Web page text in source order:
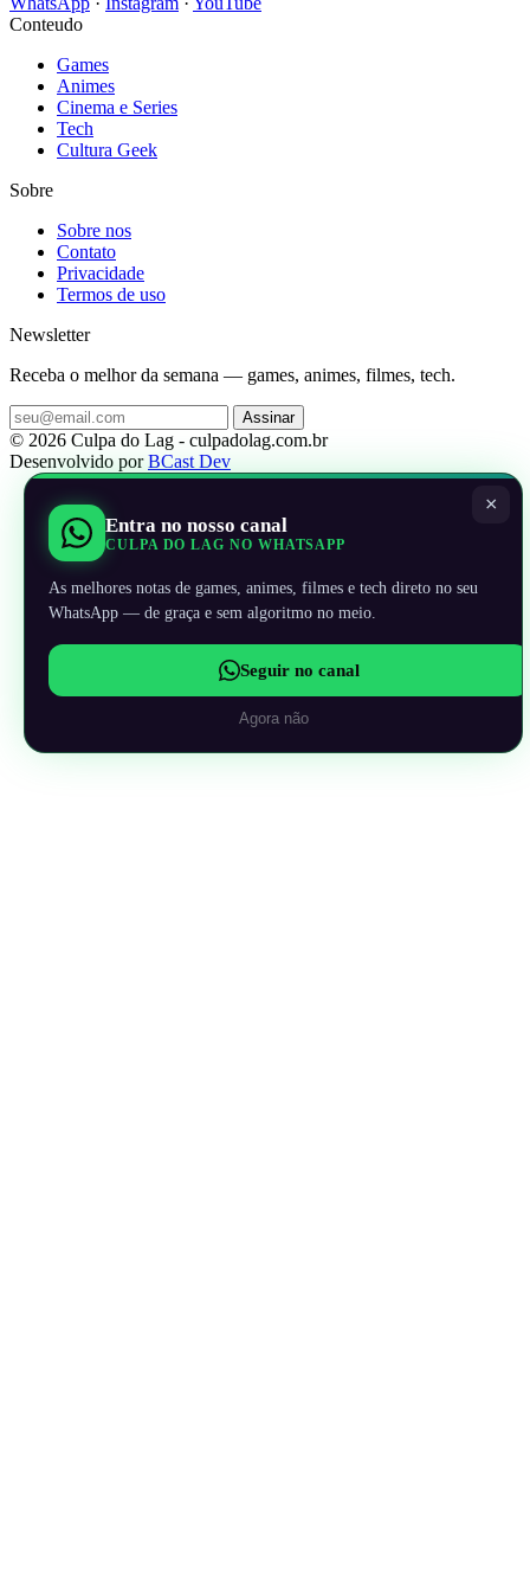
Conteudo
Games
Animes
Cinema e Series
Tech
Cultura Geek
Sobre
Sobre nos
Contato
Privacidade
Termos de uso
Newsletter
Receba o melhor da semana — games, animes, filmes, tech.
Assinar
© 2026 Culpa do Lag - culpadolag.com.br
Desenvolvido porBCast Dev
×
Entra no nosso canal
CULPA DO LAG NO WHATSAPP
As melhores notas de games, animes, filmes e tech direto no seu
WhatsApp — de graça e sem algoritmo no meio.
Seguir no canal
Agora não